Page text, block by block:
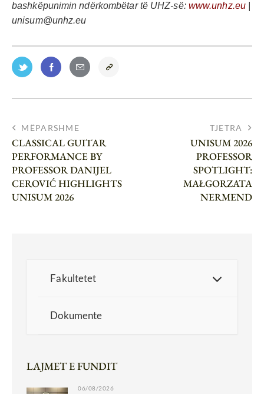
bashkëpunimin ndërkombëtar të UHZ-së: www.unhz.eu|
unisum@unhz.eu
MËPARSHME
CLASSICAL GUITAR
PERFORMANCE BY
PROFESSOR DANIJEL
CEROVIĆ HIGHLIGHTS
UNISUM 2026
TJETRA
UNISUM 2026
PROFESSOR
SPOTLIGHT:
MAŁGORZATA
NERMEND
Fakultetet
Dokumente
LAJMET E FUNDIT
06/08/2026